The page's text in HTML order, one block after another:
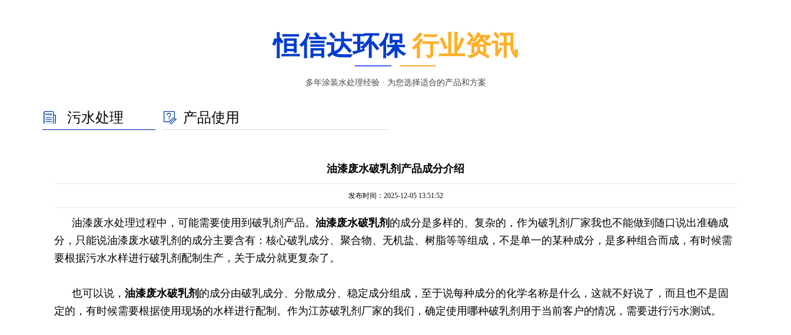
恒信达环保 行业资讯
多年涂装水处理经验 · 为您选择适合的产品和方案
污水处理 产品使用
油漆废水破乳剂产品成分介绍
发布时间：2025-12-05 13:51:52
油漆废水处理过程中，可能需要使用到破乳剂产品。 油漆废水破乳剂 的成分是多样的、复杂的，作为破乳剂厂家我也不能做到随口说出准确成
分，只能说油漆废水破乳剂的成分主要含有：核心破乳成分、聚合物、无机盐、树脂等等组成，不是单一的某种成分，是多种组合而成，有时候需
要根据污水水样进行破乳剂配制生产，关于成分就更复杂了。
也可以说， 油漆废水破乳剂 的成分由破乳成分、分散成分、稳定成分组成，至于说每种成分的化学名称是什么，这就不好说了，而且也不是固
定的，有时候需要根据使用现场的水样进行配制。作为江苏破乳剂厂家的我们，确定使用哪种破乳剂用于当前客户的情况，需要进行污水测试。